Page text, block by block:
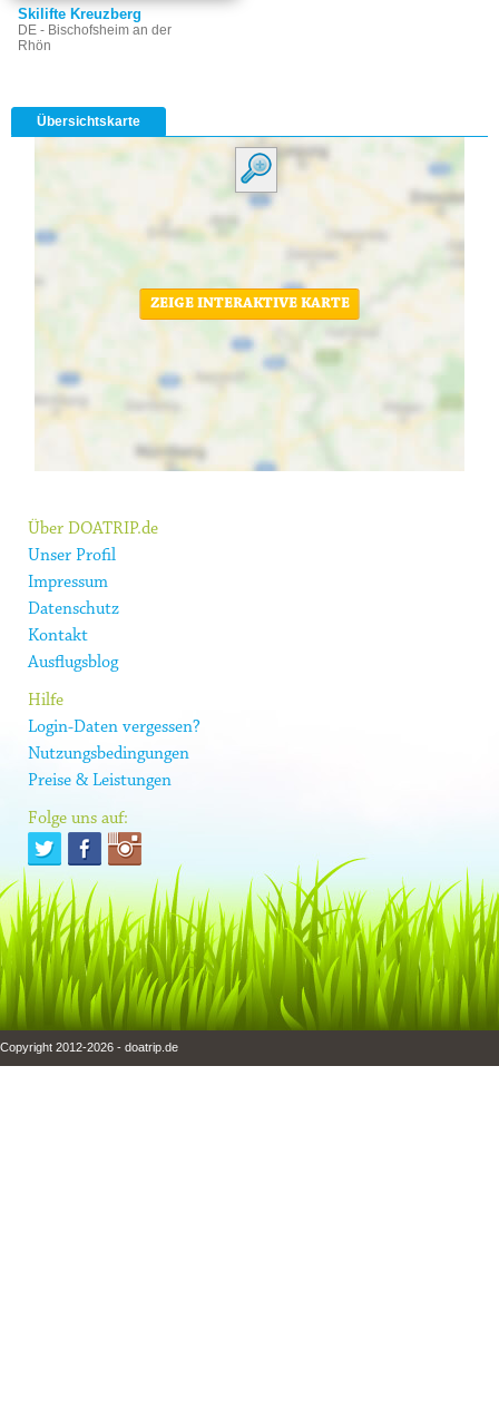
Skilifte Kreuzberg
DE - Bischofsheim an der
Rhön
Übersichtskarte
ZEIGE INTERAKTIVE KARTE
Über DOATRIP.de
Unser Profil
Impressum
Datenschutz
Kontakt
Ausflugsblog
Hilfe
Login-Daten vergessen?
Nutzungsbedingungen
Preise & Leistungen
Folge uns auf:
Copyright 2012-2026 - doatrip.de